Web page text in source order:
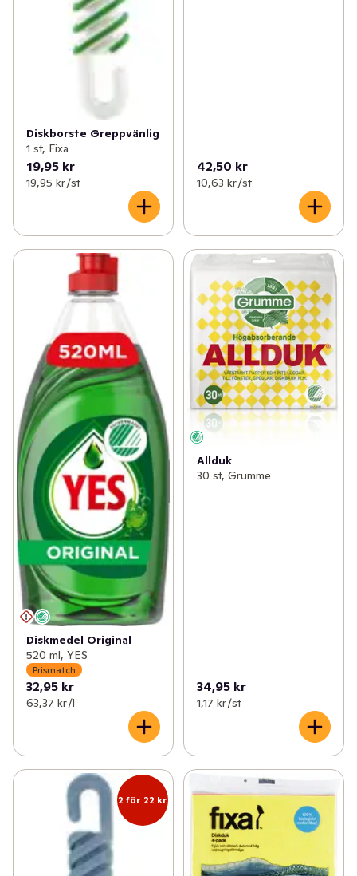
Diskborste Greppvänlig
1 st, Fixa
19,95 kr
19,95 kr /st
42,50 kr
10,63 kr /st
Diskmedel Original
520 ml, YES
Prismatch
32,95 kr
63,37 kr /l
Allduk
30 st, Grumme
34,95 kr
1,17 kr /st
2 för 22 kr